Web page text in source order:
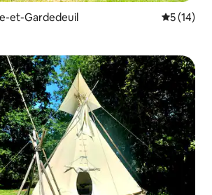
et-Gardedeuil 5 de uma
5 (14)